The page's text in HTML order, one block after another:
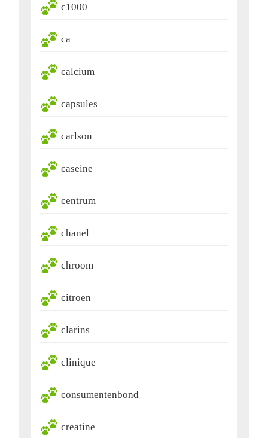
c1000
ca
calcium
capsules
carlson
caseine
centrum
chanel
chroom
citroen
clarins
clinique
consumentenbond
creatine